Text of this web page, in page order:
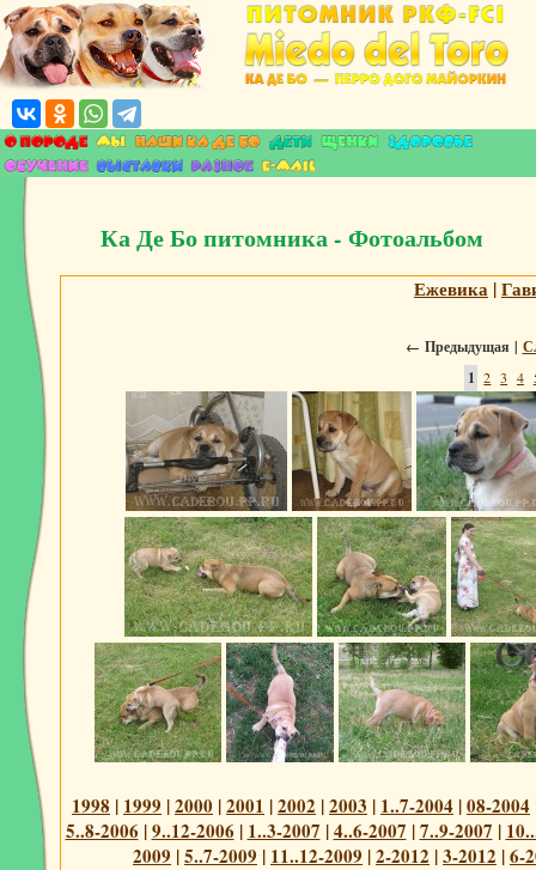
Ка Де Бо питомника - Фотоальбом
Ежевика |
← Предыдущая |
1 2 3 4
1998 | 1999 |2000 |2001 |2002 |2003 | 1..7-2004 |08-2004
5..8-2006 |9..12-2006 | 1..3-2007 |4..6-2007 |7..9-2007 |
2009 |5..7-2009 | 11..12-2009 |2-2012 |3-2012 |6-